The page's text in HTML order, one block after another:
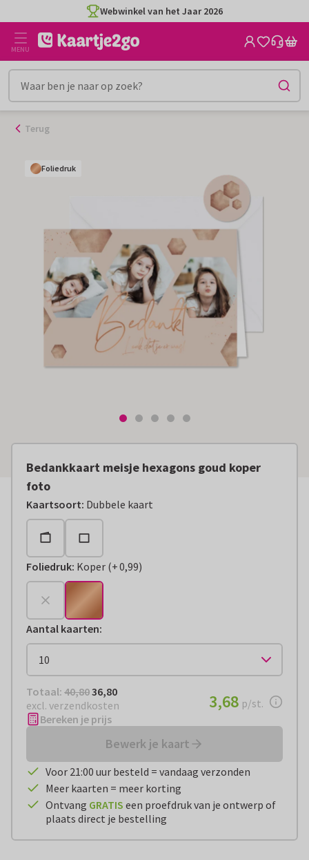
naar
inhoud
Webwinkel van het Jaar 2026
MENU
Terug
Foliedruk
Foliedruk
Foliedruk
Foliedruk
Foliedruk
Bedankkaart meisje hexagons goud koper
foto
Kaartsoort: Dubbele kaart
Foliedruk: Koper (
+€ 0,99
+0,99)
Aantal kaarten:
Totaal: € 36,80
Totaal: 40,8036,80
excl. verzendkosten
€ 3,68per stuk
3,68 p/st.
Bereken je prijs
Bewerk je kaart
Voor 21:00 uur besteld = vandaag verzonden
Meer kaarten = meer korting
Ontvang GRATIS een proefdruk van je ontwerp of
plaats direct je bestelling